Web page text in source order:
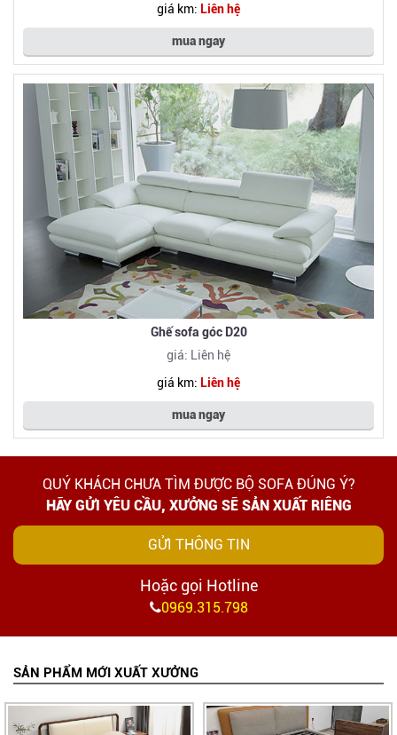
giá km: Liên hệ
mua ngay
Ghế sofa góc D20
giá: Liên hệ
giá km: Liên hệ
mua ngay
QUÝ KHÁCH CHƯA TÌM ĐƯỢC BỘ SOFA ĐÚNG Ý?
HÃY GỬI YÊU CẦU, XƯỞNG SẼ SẢN XUẤT RIÊNG
GỬI THÔNG TIN
Hoặc gọi Hotline
0969.315.798
SẢN PHẨM MỚI XUẤT XƯỞNG